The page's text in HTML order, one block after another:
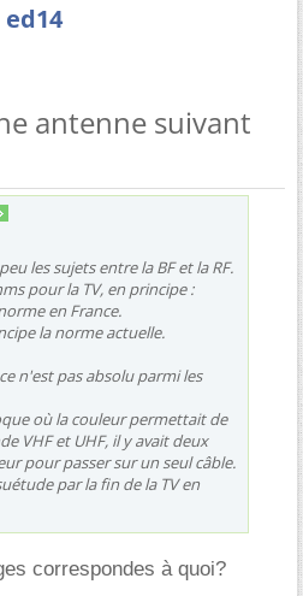
ed14
antenne suivant
les sujets entre la BF et la RF.
pour la TV, en principe :
en France.
la norme actuelle.
n'est pas absolu parmi les
où la couleur permettait de
VHF et UHF, il y avait deux
pour passer sur un seul câble.
par la fin de la TV en
correspondes à quoi?